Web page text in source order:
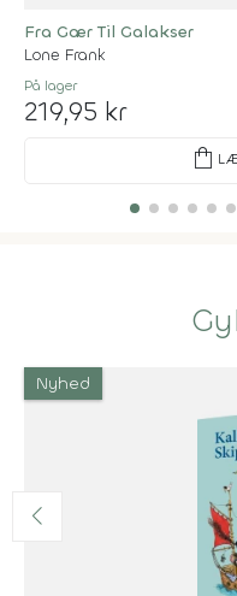
Fra Gær Til Galakser
Lone Frank
På lager
219,95 kr
shopping_bag
Nyhed